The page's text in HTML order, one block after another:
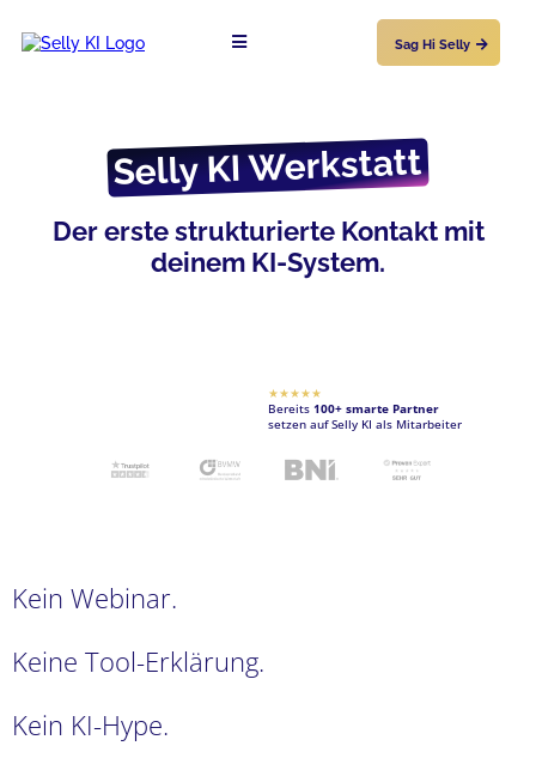
Sag Hi Selly
Selly KI Werkstatt
Der erste strukturierte Kontakt mit
deinem KI-System.
★★★★★
Bereits 100+ smarte Partner
setzen auf Selly KI als Mitarbeiter
Kein Webinar.
Keine Tool-Erklärung.
Kein KI-Hype.